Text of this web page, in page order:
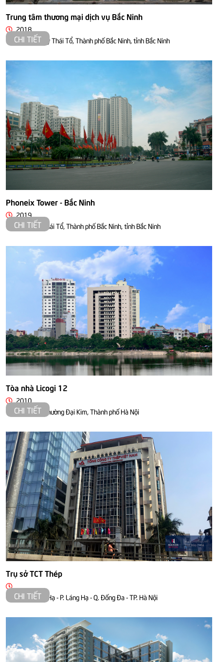
Trung tâm thương mại dịch vụ Bắc Ninh
2018
23 Đường Lý Thái Tổ, Thành phố Bắc Ninh, tỉnh Bắc Ninh
CHI TIẾT
Phoneix Tower - Bắc Ninh
2019
Đường Lý Thái Tổ, Thành phố Bắc Ninh, tỉnh Bắc Ninh
CHI TIẾT
Tòa nhà Licogi 12
2010
21 Đại Từ Phường Đại Kim, Thành phố Hà Nội
CHI TIẾT
Trụ sở TCT Thép
Số 91 Láng Hạ - P. Láng Hạ - Q. Đống Đa - TP. Hà Nội
CHI TIẾT